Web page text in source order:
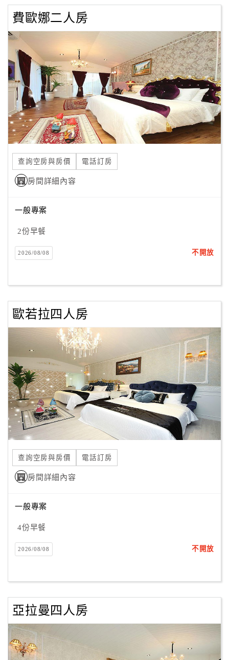
服
聯
單
Line
線
上
客
服
紅
利
查
訂
房
Q&A
旅
卡
請
款
收
據
合
作
提
案
店
作
商
合
作
費歐娜二人房
查詢空房與房價 電話訂房
房間詳細內容
一般專案
2份早餐
2026/08/08 不開放
歐若拉四人房
查詢空房與房價 電話訂房
房間詳細內容
一般專案
4份早餐
2026/08/08 不開放
亞拉曼四人房